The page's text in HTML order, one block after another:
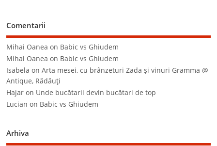
Comentarii
Mihai Oanea on Babic vs Ghiudem
Mihai Oanea on Babic vs Ghiudem
Isabela onArta mesei, cu brânzeturi Zada şi vinuri Gramma @
Antique, Rădăuţi
Hajar on Unde bucătarii devin bucătari de top
Lucian on Babic vs Ghiudem
Arhiva